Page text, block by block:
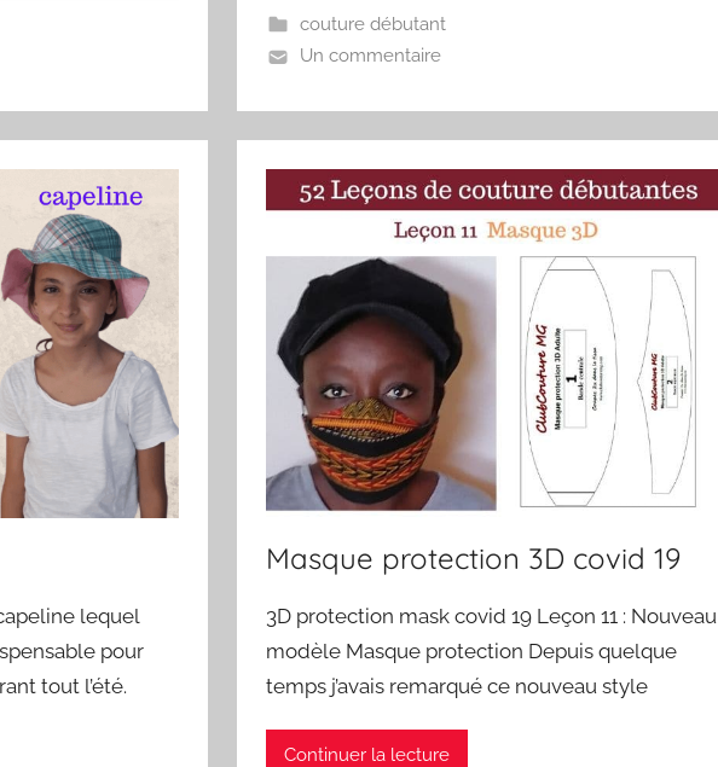
couture débutant
Un commentaire
lequel
pour
tout l’été.
Masque protection 3D covid 19
3D protection mask covid 19 Leçon 11 : Nouveau
modèle Masque protection Depuis quelque
temps j’avais remarqué ce nouveau style
Continuer la lecture